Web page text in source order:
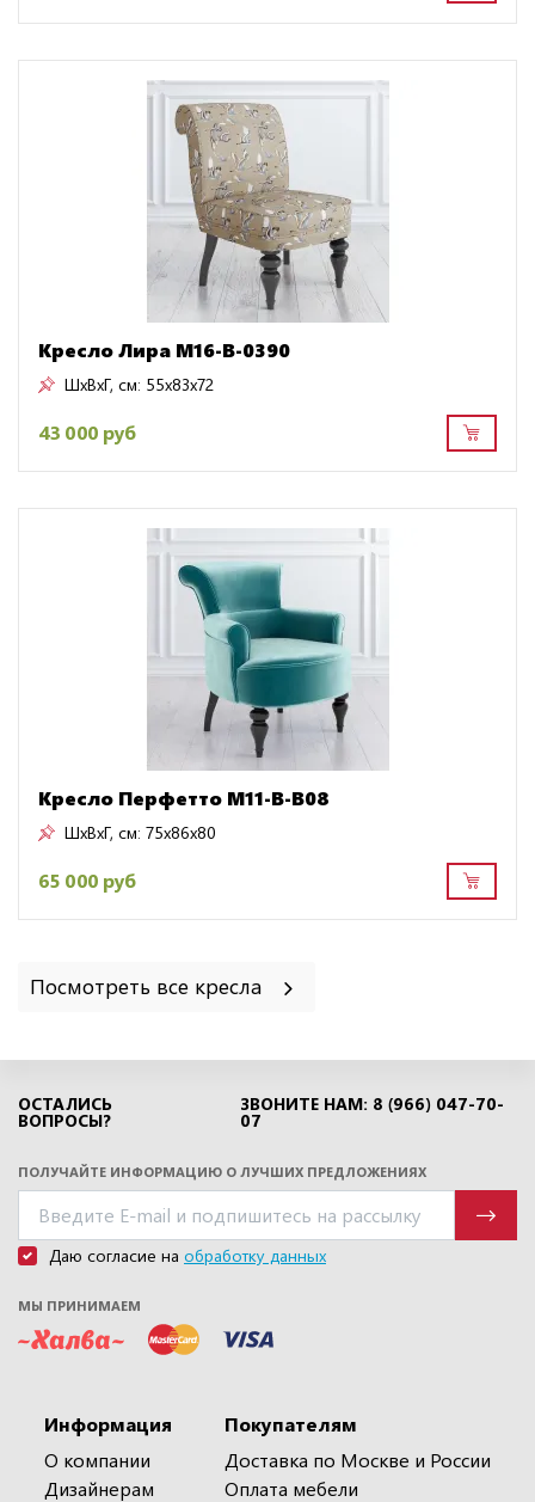
Кресло Лира M16-B-0390
ШxВxГ, см: 55x83x72
43 000 руб
Кресло Перфетто M11-B-B08
ШxВxГ, см: 75x86x80
65 000 руб
Посмотреть все кресла
ОСТАЛИСЬ
ВОПРОСЫ?
ЗВОНИТЕ НАМ: 8 (966) 047-70-
07
ПОЛУЧАЙТЕ ИНФОРМАЦИЮ О ЛУЧШИХ ПРЕДЛОЖЕНИЯХ
Даю согласие на обработку данных
МЫ ПРИНИМАЕМ
Информация
О компании
Дизайнерам
Покупателям
Доставка по Москве и России
Оплата мебели